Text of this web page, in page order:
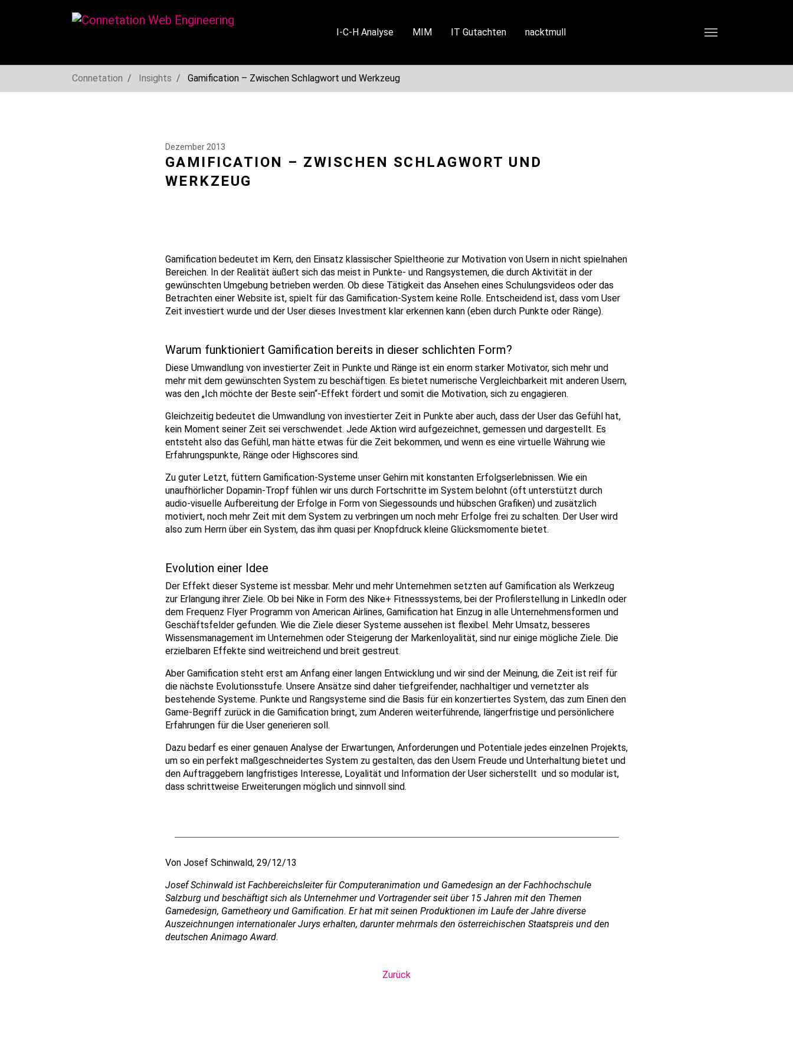
I-C-H Analyse MIM IT Gutachten nacktmull
Connetation Insights
Gamification – Zwischen Schlagwort und Werkzeug
Dezember 2013
GAMIFICATION – ZWISCHEN SCHLAGWORT UND
WERKZEUG
Gamification bedeutet im Kern, den Einsatz klassischer Spieltheorie zur Motivation von Usern in nicht spielnahen
Bereichen. In der Realität äußert sich das meist in Punkte- und Rangsystemen, die durch Aktivität in der
gewünschten Umgebung betrieben werden. Ob diese Tätigkeit das Ansehen eines Schulungsvideos oder das
Betrachten einer Website ist, spielt für das Gamification-System keine Rolle. Entscheidend ist, dass vom User
Zeit investiert wurde und der User dieses Investment klar erkennen kann (eben durch Punkte oder Ränge).
Warum funktioniert Gamification bereits in dieser schlichten Form?
Diese Umwandlung von investierter Zeit in Punkte und Ränge ist ein enorm starker Motivator, sich mehr und
mehr mit dem gewünschten System zu beschäftigen. Es bietet numerische Vergleichbarkeit mit anderen Usern,
was den „Ich möchte der Beste sein“-Effekt fördert und somit die Motivation, sich zu engagieren.
Gleichzeitig bedeutet die Umwandlung von investierter Zeit in Punkte aber auch, dass der User das Gefühl hat,
kein Moment seiner Zeit sei verschwendet. Jede Aktion wird aufgezeichnet, gemessen und dargestellt. Es
entsteht also das Gefühl, man hätte etwas für die Zeit bekommen, und wenn es eine virtuelle Währung wie
Erfahrungspunkte, Ränge oder Highscores sind.
Zu guter Letzt, füttern Gamification-Systeme unser Gehirn mit konstanten Erfolgserlebnissen. Wie ein
unaufhörlicher Dopamin-Tropf fühlen wir uns durch Fortschritte im System belohnt (oft unterstützt durch
audio-visuelle Aufbereitung der Erfolge in Form von Siegessounds und hübschen Grafiken) und zusätzlich
motiviert, noch mehr Zeit mit dem System zu verbringen um noch mehr Erfolge frei zu schalten. Der User wird
also zum Herrn über ein System, das ihm quasi per Knopfdruck kleine Glücksmomente bietet.
Evolution einer Idee
Der Effekt dieser Systeme ist messbar. Mehr und mehr Unternehmen setzten auf Gamification als Werkzeug
zur Erlangung ihrer Ziele. Ob bei Nike in Form des Nike+ Fitnesssystems, bei der Profilerstellung in LinkedIn oder
dem Frequenz Flyer Programm von American Airlines, Gamification hat Einzug in alle Unternehmensformen und
Geschäftsfelder gefunden. Wie die Ziele dieser Systeme aussehen ist flexibel. Mehr Umsatz, besseres
Wissensmanagement im Unternehmen oder Steigerung der Markenloyalität, sind nur einige mögliche Ziele. Die
erzielbaren Effekte sind weitreichend und breit gestreut.
Aber Gamification steht erst am Anfang einer langen Entwicklung und wir sind der Meinung, die Zeit ist reif für
die nächste Evolutionsstufe. Unsere Ansätze sind daher tiefgreifender, nachhaltiger und vernetzter als
bestehende Systeme. Punkte und Rangsysteme sind die Basis für ein konzertiertes System, das zum Einen den
Game-Begriff zurück in die Gamification bringt, zum Anderen weiterführende, längerfristige und persönlichere
Erfahrungen für die User generieren soll.
Dazu bedarf es einer genauen Analyse der Erwartungen, Anforderungen und Potentiale jedes einzelnen Projekts,
um so ein perfekt maßgeschneidertes System zu gestalten, das den Usern Freude und Unterhaltung bietet und
den Auftraggebern langfristiges Interesse, Loyalität und Information der User sicherstellt und so modular ist,
dass schrittweise Erweiterungen möglich und sinnvoll sind.
Von Josef Schinwald, 29/12/13
Josef Schinwald ist Fachbereichsleiter für Computeranimation und Gamedesign an der Fachhochschule
Salzburg und beschäftigt sich als Unternehmer und Vortragender seit über 15 Jahren mit den Themen
Gamedesign, Gametheory und Gamification. Er hat mit seinen Produktionen im Laufe der Jahre diverse
Auszeichnungen internationaler Jurys erhalten, darunter mehrmals den österreichischen Staatspreis und den
deutschen Animago Award.
Zurück